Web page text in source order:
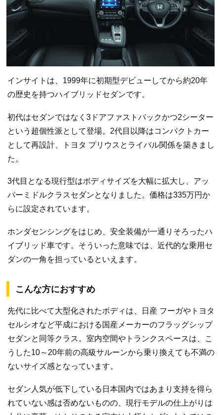
インサイトは、1999年に初期型デビューしてから約20年
の歴史を持つハイブリッドセダンです。
初代はセダンではなく3ドアファストバックかつ2シーター
という超個性派として登場。2代目以降はコンパクトカー
として再設計、トヨタ プリウスとライバル関係を築きまし
た。
3代目となる現行型はボディサイズを大幅に拡大し、アッ
パーミドルクラスセダンとなりました。価格は335万円か
らに設定されています。
ホンダセンシングをはじめ、安全装備が一通りそろったハ
イブリッド車です。そういった意味では、近代的な乗用セ
ダンの一角を担っているといえます。
こんな方におすすめ
先代に比べて大型化されたボディは、日産 フーガやトヨタ
セルシオなど平成における国産メーカーのフラッグシップ
セダンと同等クラス。室内空間やトランクスペースは、こ
うした10～20年前の高級サルーンから乗り換えても不満の
ないサイズ感となっています。
セダン人気が低下している日本国内ではあまり支持を得ら
れていない感は否めないものの、現行モデルの仕上がりは